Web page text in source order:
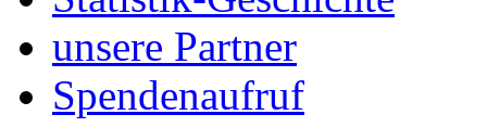
unsere Partner
Spendenaufruf